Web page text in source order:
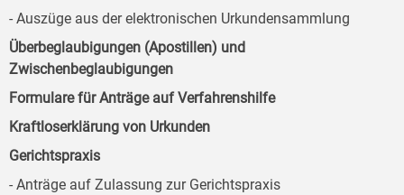
- Auszüge aus der elektronischen Urkundensammlung
Überbeglaubigungen (Apostillen) und
Zwischenbeglaubigungen
Formulare für Anträge auf Verfahrenshilfe
Kraftloserklärung von Urkunden
Gerichtspraxis
- Anträge auf Zulassung zur Gerichtspraxis